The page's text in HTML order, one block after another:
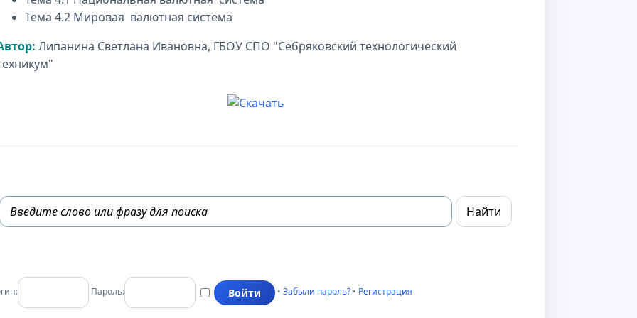
Тема 4.2 Мировая валютная система
Липанина Светлана Ивановна, ГБОУ СПО "Себряковский технологический
Пароль: • Забыли пароль? • Регистрация